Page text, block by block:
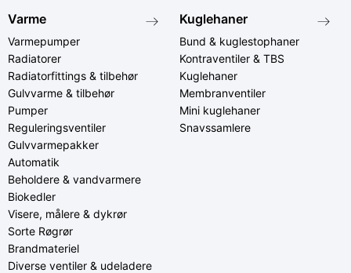
Varme
Varmepumper
Radiatorer
Radiatorfittings & tilbehør
Gulvvarme & tilbehør
Pumper
Reguleringsventiler
Gulvvarmepakker
Automatik
Beholdere & vandvarmere
Biokedler
Visere, målere & dykrør
Sorte Røgrør
Brandmateriel
Diverse ventiler & udeladere
Kuglehaner
Bund & kuglestophaner
Kontraventiler & TBS
Kuglehaner
Membranventiler
Mini kuglehaner
Snavssamlere